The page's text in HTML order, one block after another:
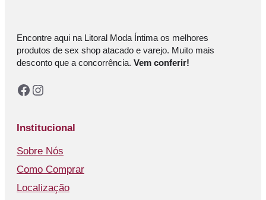
Encontre aqui na Litoral Moda Íntima os melhores
produtos de sex shop atacado e varejo. Muito mais
desconto que a concorrência. Vem conferir!
Facebook
Instagram
Institucional
Sobre Nós
Como Comprar
Localização